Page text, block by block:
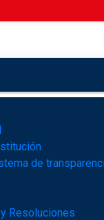
de
Resoluciones